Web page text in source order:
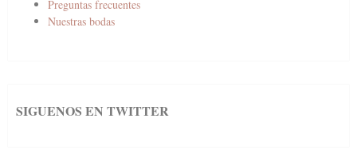
Preguntas frecuentes
Nuestras bodas
SIGUENOS EN TWITTER